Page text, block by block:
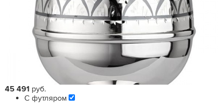
45 491 руб.
С футляром